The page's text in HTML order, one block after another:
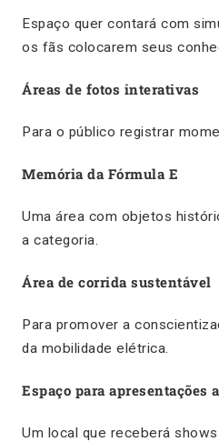
Espaço quer contará com
os fãs colocarem seus
Áreas de fotos interativas
Para o público registrar
Memória da Fórmula E
Uma área com objetos
a categoria.
Área de corrida sustentável
Para promover a
da mobilidade elétrica.
Espaço para apresentações
Um local que receberá